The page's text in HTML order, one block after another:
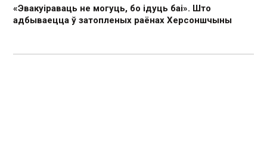
«Эвакуіраваць не могуць, бо ідуць баі». Што
адбываецца ў затопленых раёнах Херсоншчыны